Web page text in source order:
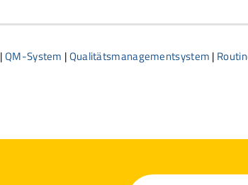
|QM-System |Qualitätsmanagementsystem |